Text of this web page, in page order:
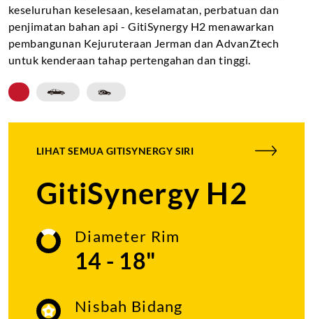
keseluruhan keselesaan, keselamatan, perbatuan dan
penjimatan bahan api - GitiSynergy H2 menawarkan
pembangunan Kejuruteraan Jerman dan AdvanZtech
untuk kenderaan tahap pertengahan dan tinggi.
LIHAT SEMUA GITISYNERGY SIRI
GitiSynergy H2
Diameter Rim
14 - 18"
Nisbah Bidang